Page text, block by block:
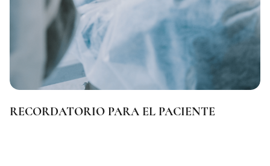
RECORDATORIO PARA EL PACIENTE
Norway
United Arab Emirates
Pakistan